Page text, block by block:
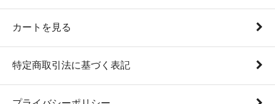
カートを見る
特定商取引法に基づく表記